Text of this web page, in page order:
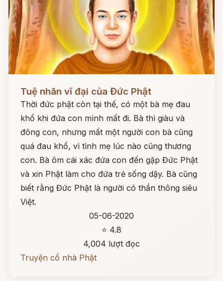
Tuệ nhãn vĩ đại của Đức Phật
Thời đức phật còn tại thế, có một bà mẹ đau
khổ khi đứa con mình mất đi. Bà thì giàu và
đông con, nhưng mất một người con bà cũng
quá đau khổ, vì tình mẹ lúc nào cũng thương
con. Bà ôm cái xác đứa con đến gặp Đức Phật
và xin Phật làm cho đứa trẻ sống dậy. Bà cũng
biết rằng Đức Phật là người có thần thông siêu
Việt.
05-06-2020
⭐ 4.8
4,004 lượt đọc
Truyện cổ nhà Phật